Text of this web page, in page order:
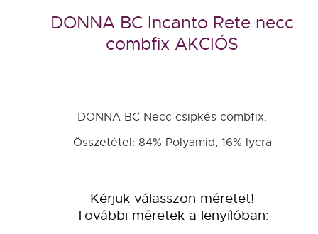
DONNA BC Incanto Rete necc
combfix AKCIÓS
DONNA BC Necc csipkés combfix.
Összetétel: 84% Polyamid, 16% lycra
Kérjük válasszon méretet!
További méretek a lenyílóban: